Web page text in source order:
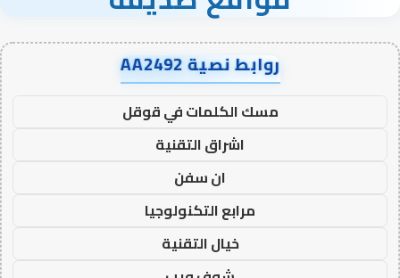
روابط نصية AA2492
مسك الكلمات في قوقل
اشراق التقنية
ان سفن
مرابع التكنولوجيا
خيال التقنية